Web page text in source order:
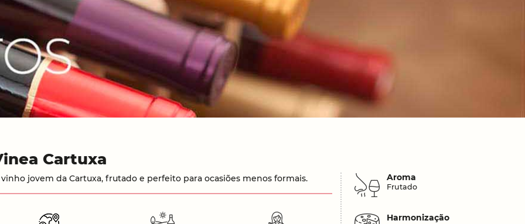
Cartuxa
vinho jovem da Cartuxa, frutado e perfeito para ocasiões menos formais. Aroma
Frutado
Harmonização